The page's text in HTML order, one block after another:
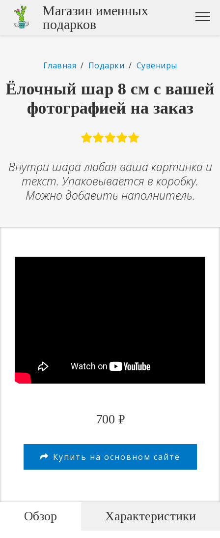
Магазин именных
подарков
Главная / Подарки / Сувениры
Ёлочный шар 8 см с вашей
фотографией на заказ
Внутри шара любая ваша картинка и
текст. Упаковывается в коробку.
Можно добавить наполнитель.
700 ₽
Купить на основном сайте
Обзор Характеристики